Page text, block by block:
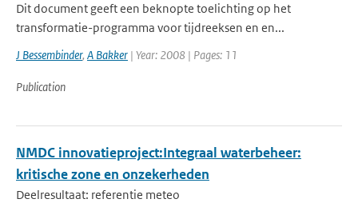
Dit document geeft een beknopte toelichting op het
transformatie-programma voor tijdreeksen en en...
J Bessembinder, A Bakker | Year: 2008 | Pages: 11
Publication
NMDC innovatieproject:Integraal waterbeheer:
kritische zone en onzekerheden
Deelresultaat: referentie meteo